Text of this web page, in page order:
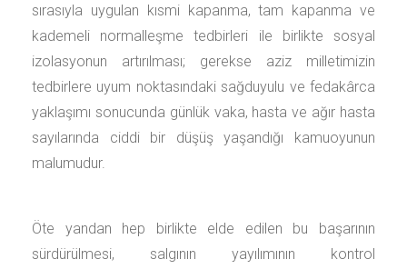
sırasıyla uygulan kısmi kapanma, tam kapanma ve
kademeli normalleşme tedbirleri ile birlikte sosyal
izolasyonun artırılması; gerekse aziz milletimizin
tedbirlere uyum noktasındaki sağduyulu ve fedakârca
yaklaşımı sonucunda günlük vaka, hasta ve ağır hasta
sayılarında ciddi bir düşüş yaşandığı kamuoyunun
malumudur.
Öte yandan hep birlikte elde edilen bu başarının
sürdürülmesi, salgının yayılımının kontrol